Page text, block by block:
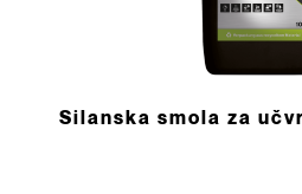
Silanska smola za